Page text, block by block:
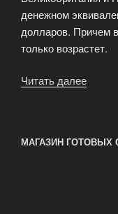
денежном
долларов. Причем
только возрастет.
Читать далее
МАГАЗИН ГОТОВЫХ